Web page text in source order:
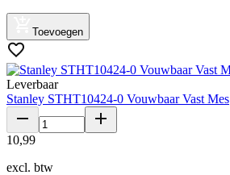
Toevoegen
Leverbaar
Stanley STHT10424-0 Vouwbaar Vast Mes
10,99
excl. btw